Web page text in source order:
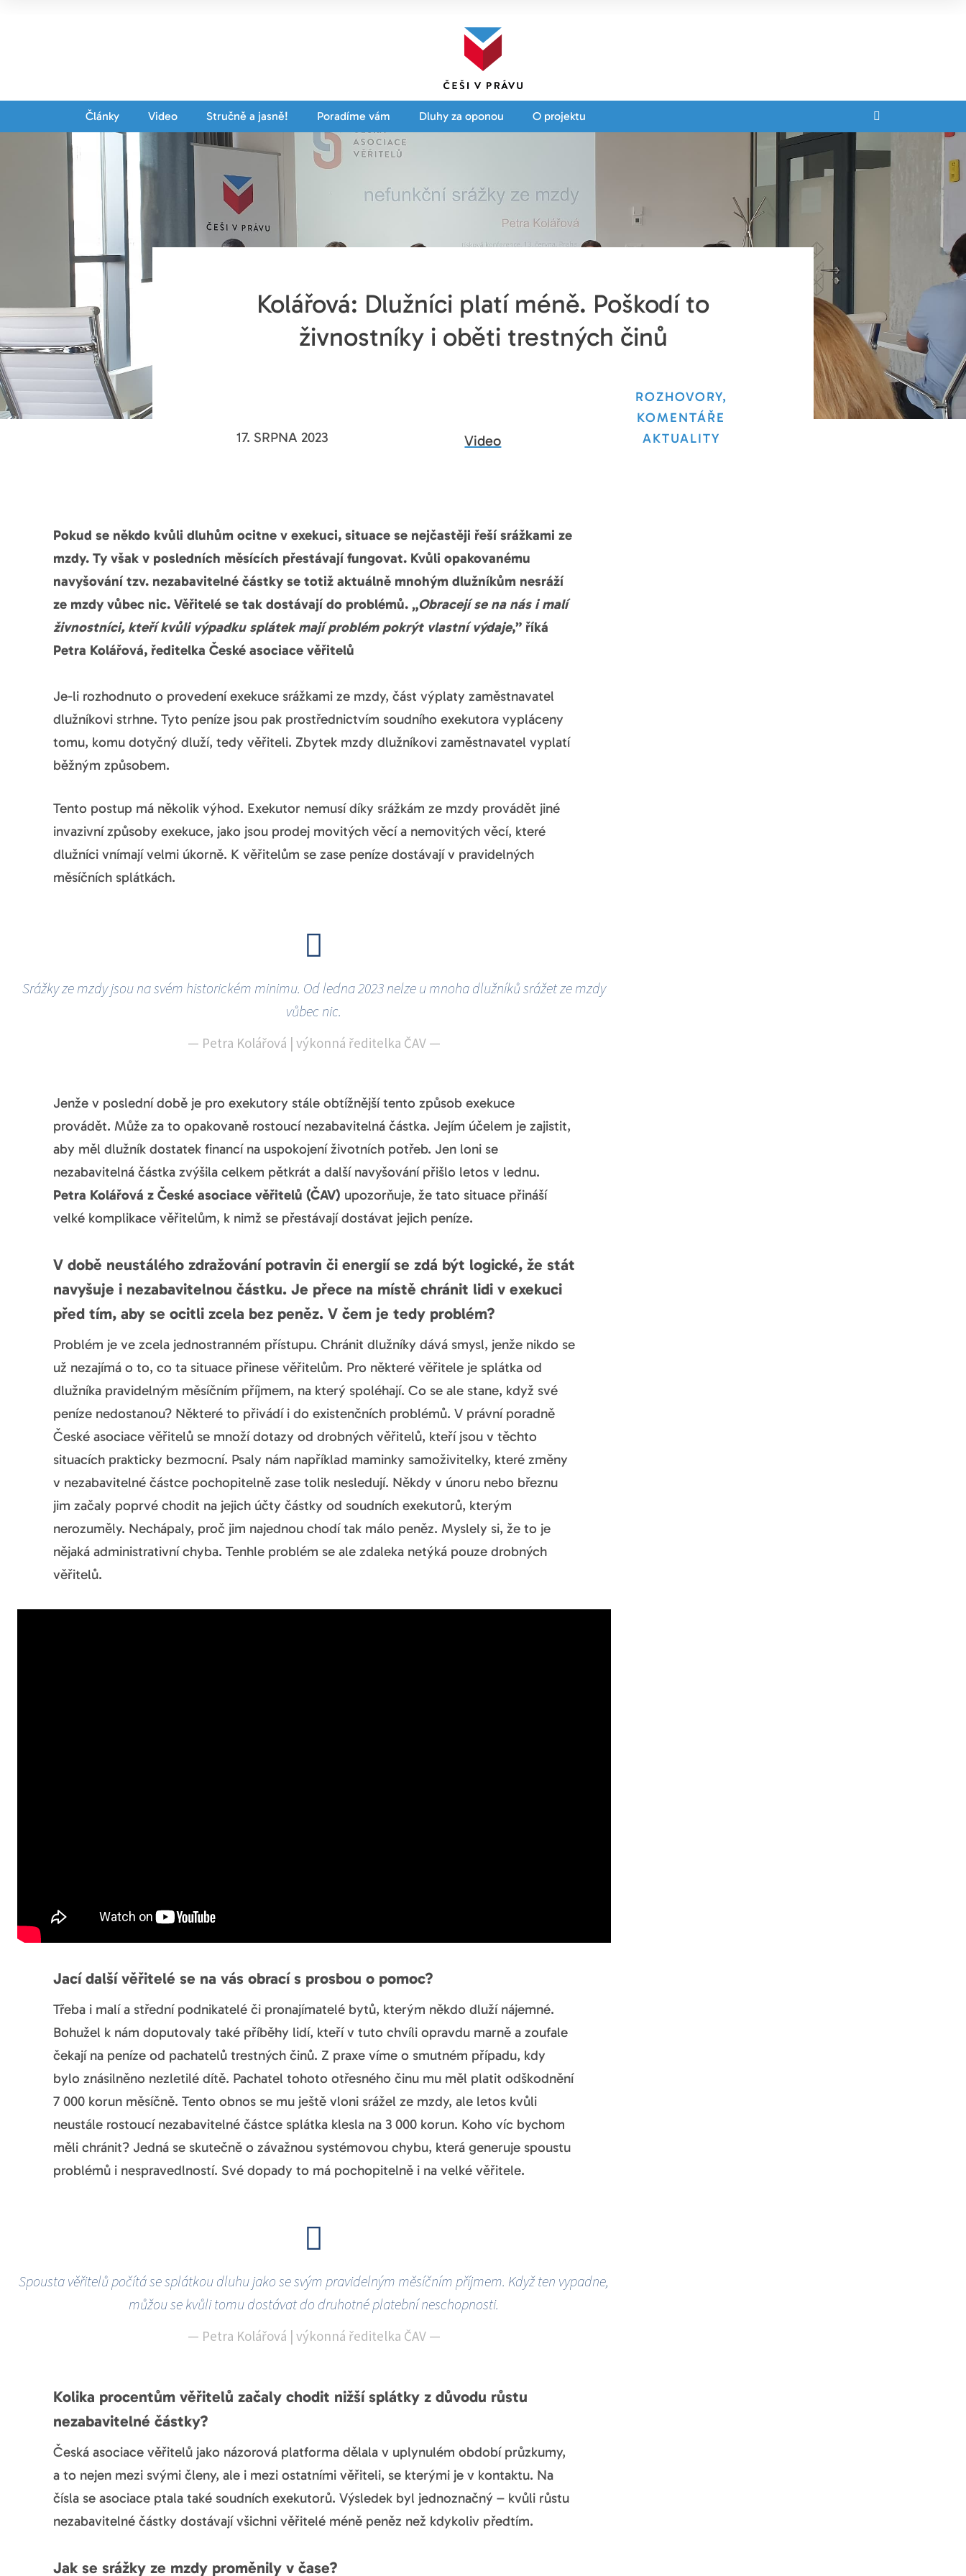
Články Video Stručně a jasně! Poradíme vám Dluhy za oponou O projektu
Kolářová: Dlužníci platí méně. Poškodí to
živnostníky i oběti trestných činů
17. SRPNA 2023 Video
ROZHOVORY,
KOMENTÁŘE
AKTUALITY
Pokud se někdo kvůli dluhům ocitne v exekuci, situace se nejčastěji řeší srážkami ze
mzdy. Ty však v posledních měsících přestávají fungovat. Kvůli opakovanému
navyšování tzv. nezabavitelné částky se totiž aktuálně mnohým dlužníkům nesráží
ze mzdy vůbec nic. Věřitelé se tak dostávají do problémů. „Obracejí se na nás i malí
živnostníci, kteří kvůli výpadku splátek mají problém pokrýt vlastní výdaje,” říká
Petra Kolářová, ředitelka České asociace věřitelů
Je-li rozhodnuto o provedení exekuce srážkami ze mzdy, část výplaty zaměstnavatel
dlužníkovi strhne. Tyto peníze jsou pak prostřednictvím soudního exekutora vypláceny
tomu, komu dotyčný dluží, tedy věřiteli. Zbytek mzdy dlužníkovi zaměstnavatel vyplatí
běžným způsobem.
Tento postup má několik výhod. Exekutor nemusí díky srážkám ze mzdy provádět jiné
invazivní způsoby exekuce, jako jsou prodej movitých věcí a nemovitých věcí, které
dlužníci vnímají velmi úkorně. K věřitelům se zase peníze dostávají v pravidelných
měsíčních splátkách.
Srážky ze mzdy jsou na svém historickém minimu. Od ledna 2023 nelze u mnoha dlužníků srážet ze mzdy
vůbec nic.
— Petra Kolářová | výkonná ředitelka ČAV —
Jenže v poslední době je pro exekutory stále obtížnější tento způsob exekuce
provádět. Může za to opakovaně rostoucí nezabavitelná částka. Jejím účelem je zajistit,
aby měl dlužník dostatek financí na uspokojení životních potřeb. Jen loni se
nezabavitelná částka zvýšila celkem pětkrát a další navyšování přišlo letos v lednu.
Petra Kolářová z České asociace věřitelů (ČAV) upozorňuje, že tato situace přináší
velké komplikace věřitelům, k nimž se přestávají dostávat jejich peníze.
V době neustálého zdražování potravin či energií se zdá být logické, že stát
navyšuje i nezabavitelnou částku. Je přece na místě chránit lidi v exekuci
před tím, aby se ocitli zcela bez peněz. V čem je tedy problém?
Problém je ve zcela jednostranném přístupu. Chránit dlužníky dává smysl, jenže nikdo se
už nezajímá o to, co ta situace přinese věřitelům. Pro některé věřitele je splátka od
dlužníka pravidelným měsíčním příjmem, na který spoléhají. Co se ale stane, když své
peníze nedostanou? Některé to přivádí i do existenčních problémů. V právní poradně
České asociace věřitelů se množí dotazy od drobných věřitelů, kteří jsou v těchto
situacích prakticky bezmocní. Psaly nám například maminky samoživitelky, které změny
v nezabavitelné částce pochopitelně zase tolik nesledují. Někdy v únoru nebo březnu
jim začaly poprvé chodit na jejich účty částky od soudních exekutorů, kterým
nerozuměly. Nechápaly, proč jim najednou chodí tak málo peněz. Myslely si, že to je
nějaká administrativní chyba. Tenhle problém se ale zdaleka netýká pouze drobných
věřitelů.
Jací další věřitelé se na vás obrací s prosbou o pomoc?
Třeba i malí a střední podnikatelé či pronajímatelé bytů, kterým někdo dluží nájemné.
Bohužel k nám doputovaly také příběhy lidí, kteří v tuto chvíli opravdu marně a zoufale
čekají na peníze od pachatelů trestných činů. Z praxe víme o smutném případu, kdy
bylo znásilněno nezletilé dítě. Pachatel tohoto otřesného činu mu měl platit odškodnění
7 000 korun měsíčně. Tento obnos se mu ještě vloni srážel ze mzdy, ale letos kvůli
neustále rostoucí nezabavitelné částce splátka klesla na 3 000 korun. Koho víc bychom
měli chránit? Jedná se skutečně o závažnou systémovou chybu, která generuje spoustu
problémů i nespravedlností. Své dopady to má pochopitelně i na velké věřitele.
Spousta věřitelů počítá se splátkou dluhu jako se svým pravidelným měsíčním příjmem. Když ten vypadne,
můžou se kvůli tomu dostávat do druhotné platební neschopnosti.
— Petra Kolářová | výkonná ředitelka ČAV —
Kolika procentům věřitelů začaly chodit nižší splátky z důvodu růstu
nezabavitelné částky?
Česká asociace věřitelů jako názorová platforma dělala v uplynulém období průzkumy,
a to nejen mezi svými členy, ale i mezi ostatními věřiteli, se kterými je v kontaktu. Na
čísla se asociace ptala také soudních exekutorů. Výsledek byl jednoznačný – kvůli růstu
nezabavitelné částky dostávají všichni věřitelé méně peněz než kdykoliv předtím.
Jak se srážky ze mzdy proměnily v čase?